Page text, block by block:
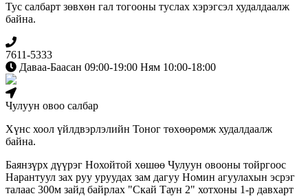
Тус салбарт зөвхөн гал тогооны туслах хэрэгсэл худалдаалж
байна.
7611-5333
Даваа-Баасан 09:00-19:00 Ням 10:00-18:00
Чулуун овоо салбар
Хүнс хоол үйлдвэрлэлийн Тоног төхөөрөмж худалдаалж
байна.
Баянзүрх дүүрэг Нохойтой хөшөө Чулуун овооны тойргоос
Нарантуул зах руу уруудах зам дагуу Номин агуулахын эсрэг
талаас 300м зайд байрлах "Скай Таун 2" хотхоны 1-р давхарт